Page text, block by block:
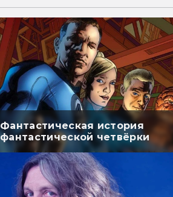
Фантастическая история
фантастической четвёрки